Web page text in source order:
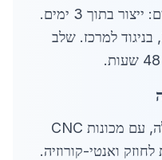
נשלח תוך שעה, עם לוח זמנים: ייצור בתוך 3 ימים.
בעפולה, שירות זה זמין 24/7, בניגוד למרכז. שלב
ייצור מתחיל במפעלים בעפולה, עם מכונות CNC
ואנטי-קורוזיה.